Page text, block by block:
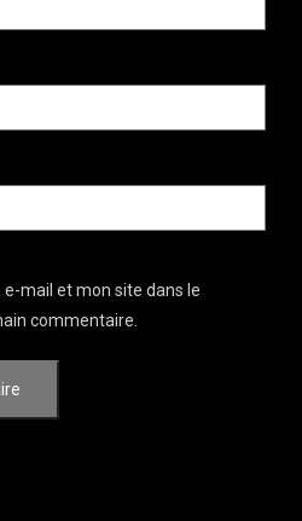
mail et mon site dans le
commentaire.